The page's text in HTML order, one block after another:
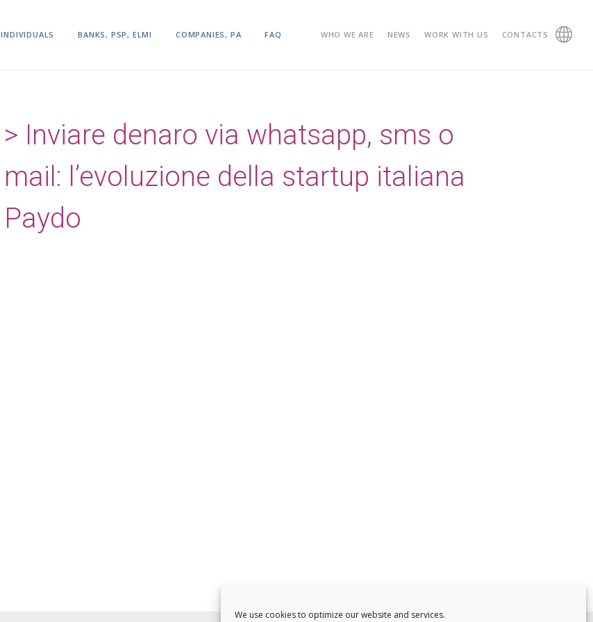
We use cookies to optimize our website and services.
INDIVIDUALS BANKS, PSP, ELMI COMPANIES, PA FAQ WHO WE ARE NEWS WORK WITH US CONTACTS
Inviare denaro via whatsapp, sms o
mail: l’evoluzione della startup italiana
Paydo